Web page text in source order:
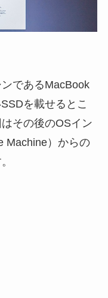
であるMacBook
を載せるとこ
その後のOSイン
Machine）からの